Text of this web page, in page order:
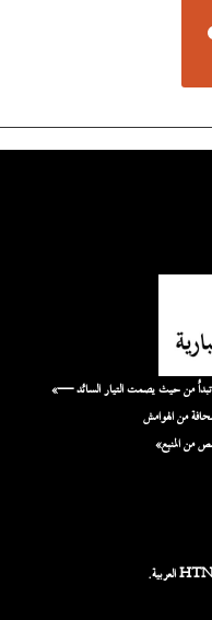
«نحن نُضخّم الأصوات التي لها قيمة، ونروي قصصًا تبدأ من حيث يصمت التيار السائد —